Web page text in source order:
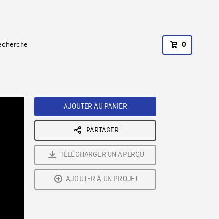
0
AJOUTER AU PANIER
PARTAGER
TÉLÉCHARGER UN APERÇU
AJOUTER À UN PROJET